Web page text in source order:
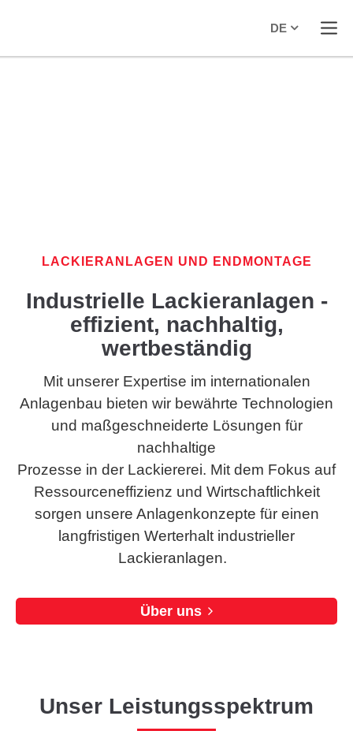
DE
LACKIERANLAGEN UND ENDMONTAGE
Industrielle Lackieranlagen -
effizient, nachhaltig,
wertbeständig
Mit unserer Expertise im internationalen
Anlagenbau bieten wir bewährte Technologien
und maßgeschneiderte Lösungen für
nachhaltige
Prozesse in der Lackiererei. Mit dem Fokus auf
Ressourceneffizienz und Wirtschaftlichkeit
sorgen unsere Anlagenkonzepte für einen
langfristigen Werterhalt industrieller
Lackieranlagen.
Über uns
Unser Leistungsspektrum